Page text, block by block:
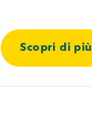
Scopri di più